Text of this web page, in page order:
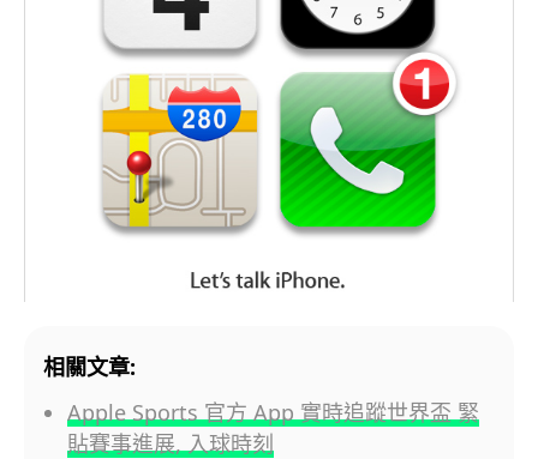
相關文章:
Apple Sports 官方 App 實時追蹤世界盃 緊
貼賽事進展, 入球時刻